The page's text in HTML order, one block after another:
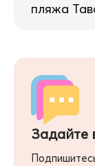
пляжа
Задайте